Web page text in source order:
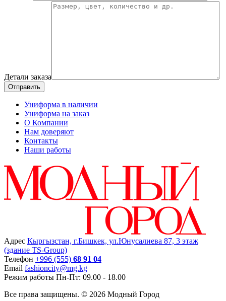
Детали заказа
Отправить
Униформа в наличии
Униформа на заказ
О Компании
Нам доверяют
Контакты
Наши работы
Адрес Кыргызстан, г.Бишкек, ул.Юнусалиева 87, 3 этаж
(здание TS-Group)
Teлефон +996 (555) 68 91 04
Email fashioncity@mg.kg
Режим работы Пн-Пт: 09.00 - 18.00
Все права защищены. © 2026 Модный Город